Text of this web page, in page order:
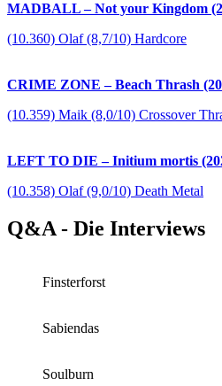
MADBALL – Not your Kingdom
(10.360) Olaf (8,7/10) Hardcore
CRIME ZONE – Beach Thrash
(10.359) Maik (8,0/10) Crossover
LEFT TO DIE – Initium mortis
(10.358) Olaf (9,0/10) Death Metal
Q&A - Die Interviews
Finsterforst
Sabiendas
Soulburn